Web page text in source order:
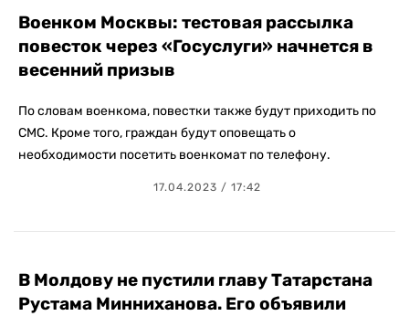
Военком Москвы: тестовая рассылка
повесток через «Госуслуги» начнется в
весенний призыв
По словам военкома, повестки также будут приходить по
СМС. Кроме того, граждан будут оповещать о
необходимости посетить военкомат по телефону.
17.04.2023 / 17:42
В Молдову не пустили главу Татарстана
Рустама Минниханова. Его объявили